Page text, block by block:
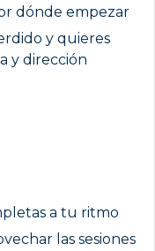
dónde empezar
y quieres
y dirección
a tu ritmo
las sesiones